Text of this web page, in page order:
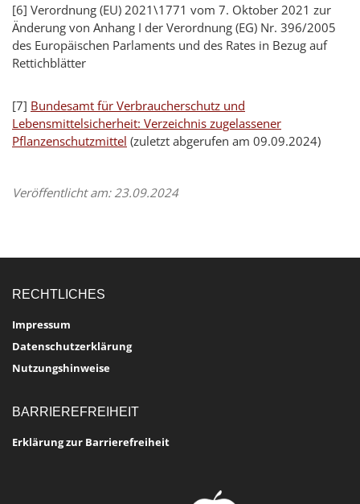
[6] Verordnung (EU) 2021\1771 vom 7. Oktober 2021 zur
Änderung von Anhang I der Verordnung (EG) Nr. 396/2005
des Europäischen Parlaments und des Rates in Bezug auf
Rettichblätter
[7] Bundesamt für Verbraucherschutz und
Lebensmittelsicherheit: Verzeichnis zugelassener
Pflanzenschutzmittel (zuletzt abgerufen am 09.09.2024)
Veröffentlicht am: 23.09.2024
RECHTLICHES
Impressum
Datenschutzerklärung
Nutzungshinweise
BARRIEREFREIHEIT
Erklärung zur Barrierefreiheit